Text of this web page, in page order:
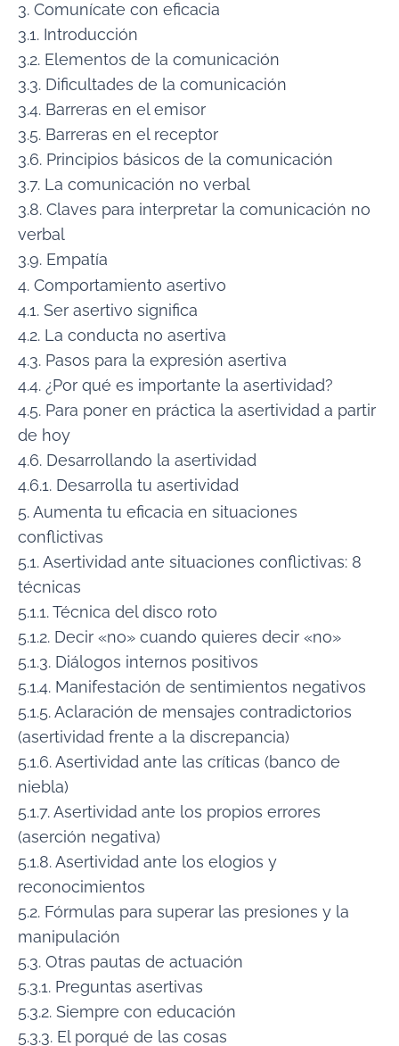
3. Comunícate con eficacia
3.1. Introducción
3.2. Elementos de la comunicación
3.3. Dificultades de la comunicación
3.4. Barreras en el emisor
3.5. Barreras en el receptor
3.6. Principios básicos de la comunicación
3.7. La comunicación no verbal
3.8. Claves para interpretar la comunicación no
verbal
3.9. Empatía
4. Comportamiento asertivo
4.1. Ser asertivo significa
4.2. La conducta no asertiva
4.3. Pasos para la expresión asertiva
4.4. ¿Por qué es importante la asertividad?
4.5. Para poner en práctica la asertividad a partir
de hoy
4.6. Desarrollando la asertividad
4.6.1. Desarrolla tu asertividad
5. Aumenta tu eficacia en situaciones
conflictivas
5.1. Asertividad ante situaciones conflictivas: 8
técnicas
5.1.1. Técnica del disco roto
5.1.2. Decir «no» cuando quieres decir «no»
5.1.3. Diálogos internos positivos
5.1.4. Manifestación de sentimientos negativos
5.1.5. Aclaración de mensajes contradictorios
(asertividad frente a la discrepancia)
5.1.6. Asertividad ante las críticas (banco de
niebla)
5.1.7. Asertividad ante los propios errores
(aserción negativa)
5.1.8. Asertividad ante los elogios y
reconocimientos
5.2. Fórmulas para superar las presiones y la
manipulación
5.3. Otras pautas de actuación
5.3.1. Preguntas asertivas
5.3.2. Siempre con educación
5.3.3. El porqué de las cosas